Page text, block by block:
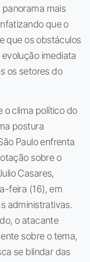
mais
que o
que os obstáculos
imediata
os setores do
o clima político do
postura
Paulo enfrenta
sobre o
Casares,
feira (16), em
administrativas.
o atacante
sobre o tema,
se blindar das